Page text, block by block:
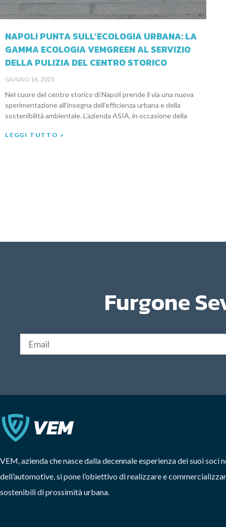
NAPOLI PUNTA SULL’ECOLOGIA URBANA: LA
GAMMA ECOLOGIA VEMGREEN AL SERVIZIO
DELLA PULIZIA DEL CENTRO STORICO
GIUGNO 16, 2025
Nel cuore del centro storico di Napoli prende il via una nuova
sperimentazione all’insegna dell’efficienza urbana e della
sostenibilità ambientale. L’azienda ASIA, in occasione della
LEGGI TUTTO »
Furgone
VEM, azienda che nasce dalla decennale esperienza dei suoi soci
dell’automotive, si pone l’obiettivo di realizzare e
sostenibili di prossimità urbana.